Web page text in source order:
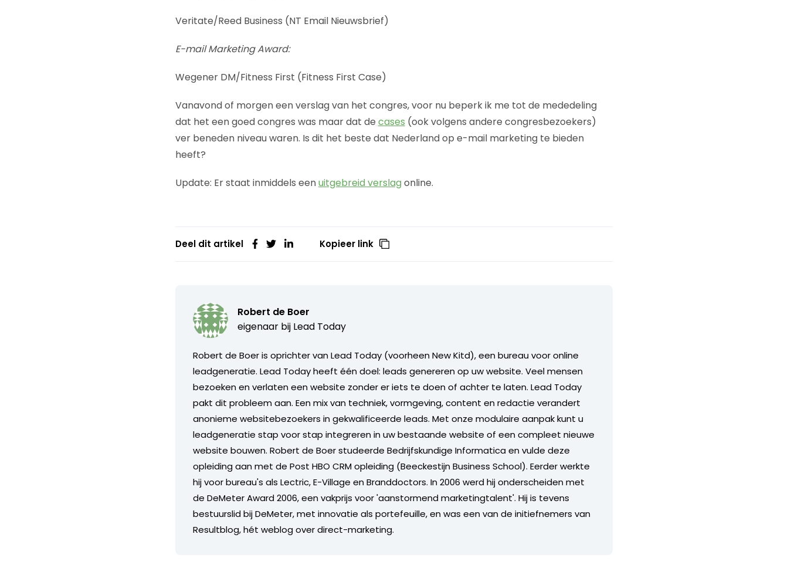
Veritate/Reed Business (NT Email Nieuwsbrief)
E-mail Marketing Award:
Wegener DM/Fitness First (Fitness First Case)
Vanavond of morgen een verslag van het congres, voor nu beperk ik me tot de mededeling
dat het een goed congres was maar dat de cases (ook volgens andere congresbezoekers)
ver beneden niveau waren. Is dit het beste dat Nederland op e-mail marketing te bieden
heeft?
Update: Er staat inmiddels eenuitgebreid verslag online.
Deel dit artikel Kopieer link
Robert de Boer
eigenaar bij Lead Today
Robert de Boer is oprichter van Lead Today (voorheen New Kitd), een bureau voor online
leadgeneratie. Lead Today heeft één doel: leads genereren op uw website. Veel mensen
bezoeken en verlaten een website zonder er iets te doen of achter te laten. Lead Today
pakt dit probleem aan. Een mix van techniek, vormgeving, content en redactie verandert
anonieme websitebezoekers in gekwalificeerde leads. Met onze modulaire aanpak kunt u
leadgeneratie stap voor stap integreren in uw bestaande website of een compleet nieuwe
website bouwen. Robert de Boer studeerde Bedrijfskundige Informatica en vulde deze
opleiding aan met de Post HBO CRM opleiding (Beeckestijn Business School). Eerder werkte
hij voor bureau's als Lectric, E-Village en Branddoctors. In 2006 werd hij onderscheiden met
de DeMeter Award 2006, een vakprijs voor 'aanstormend marketingtalent'. Hij is tevens
bestuurslid bij DeMeter, met innovatie als portefeuille, en was een van de initiefnemers van
Resultblog, hét weblog over direct-marketing.